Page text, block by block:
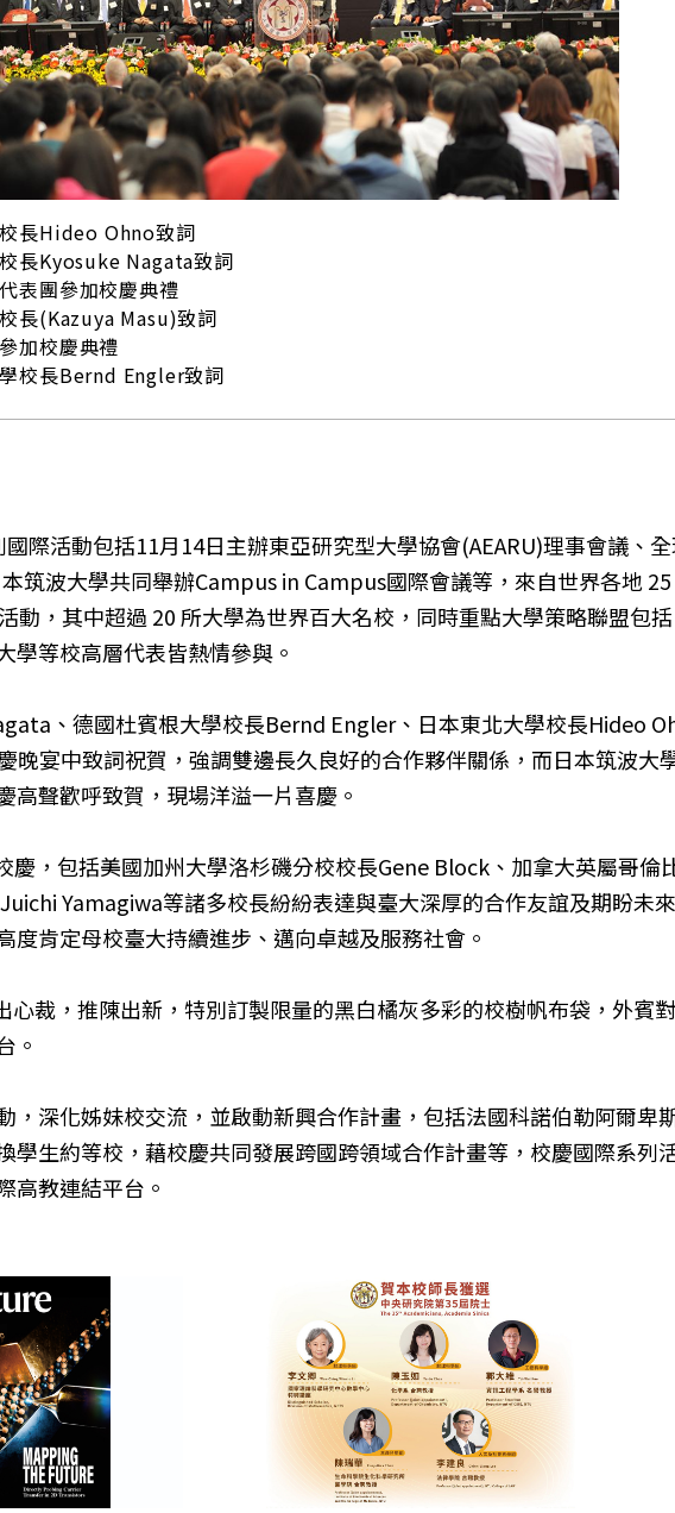
長Hideo Ohno致詞
長Kyosuke Nagata致詞
表團參加校慶典禮
長(Kazuya Masu)致詞
加校慶典禮
校長Bernd Engler致詞
際活動包括11月14日主辦東亞研究型大學協會(AEARU)理事會議、
筑波大學共同舉辦Campus in Campus國際會議等，來自世界各地
動，其中超過 20 所大學為世界百大名校，同時重點大學策略聯盟包
學等校高層代表皆熱情參與。
、德國杜賓根大學校長Bernd Engler、日本東北大學校長Hideo
晚宴中致詞祝賀，強調雙邊長久良好的合作夥伴關係，而日本筑波大
聲歡呼致賀，現場洋溢一片喜慶。
慶，包括美國加州大學洛杉磯分校校長Gene Block、加拿大英屬哥倫
Yamagiwa等諸多校長紛紛表達與臺大深厚的合作友誼及期盼未
肯定母校臺大持續進步、邁向卓越及服務社會。
裁，推陳出新，特別訂製限量的黑白橘灰多彩的校樹帆布袋，外賓
。
，深化姊妹校交流，並啟動新興合作計畫，包括法國科諾伯勒阿爾卑
學生約等校，藉校慶共同發展跨國跨領域合作計畫等，校慶國際系列
高教連結平台。